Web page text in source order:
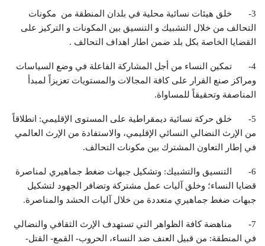
3- خلق هيئات نسائية محلية في بلدان المنطقة من مكونات
التحالف من خلال التشبيك و التنسيق بين المكونات و التركيز على
القضايا الخاصة بكل بلد ضمن اطار اهداف التحالف .
4- تمكين النساء من أجل المشاركة الفاعلة في وضع السياسات
ومراكز صنع القرار على كافة المجالات والمستويات تعزيزاً لمبدأ
المناصفة وتحقيقاً للمساواة.
5- خلق حركة نسائية ديمقراطية على المستوى الإقليمي: انطلاقاً
من الإرث النضالي النسائي الإقليمي، والاستفادة من الإرث العالمي
في إطار التعاون المشترك بين مكونات التحالف.
6- التنسيق والتشبيك: وتشكيل جبهات ضغط جماهيري لمناصرة
قضايا النساء؛ وخلق آليات عمل مشتركة وتضافر الجهود لتشكيل
جبهات ضغط جماهيري متعددة من خلال آليات الحشد والمناصرة.
7- مناهضة كافة الظواهر التي تستهدف الإرث الثقافي والنضالي
في المنطقة: من قبيل العنف ضد النساء، الحروب- القمع- القتل-